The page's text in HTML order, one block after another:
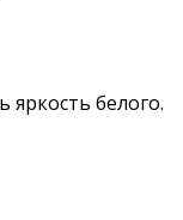
белого.